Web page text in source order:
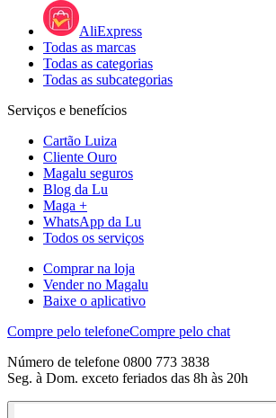
AliExpress
Todas as marcas
Todas as categorias
Todas as subcategorias
Serviços e benefícios
Cartão Luiza
Cliente Ouro
Magalu seguros
Blog da Lu
Maga +
WhatsApp da Lu
Todos os serviços
Comprar na loja
Vender no Magalu
Baixe o aplicativo
Compre pelo telefoneCompre pelo chat
Número de telefone 0800 773 3838
Seg. à Dom. exceto feriados das 8h às 20h